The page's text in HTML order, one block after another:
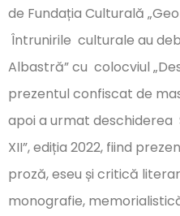
de Fundația Culturală
Întrunirile culturale au
Albastră” cu colocviul
prezentul confiscat de
apoi a urmat deschiderea
XII”, ediția 2022, fiind
proză, eseu și critică
monografie,